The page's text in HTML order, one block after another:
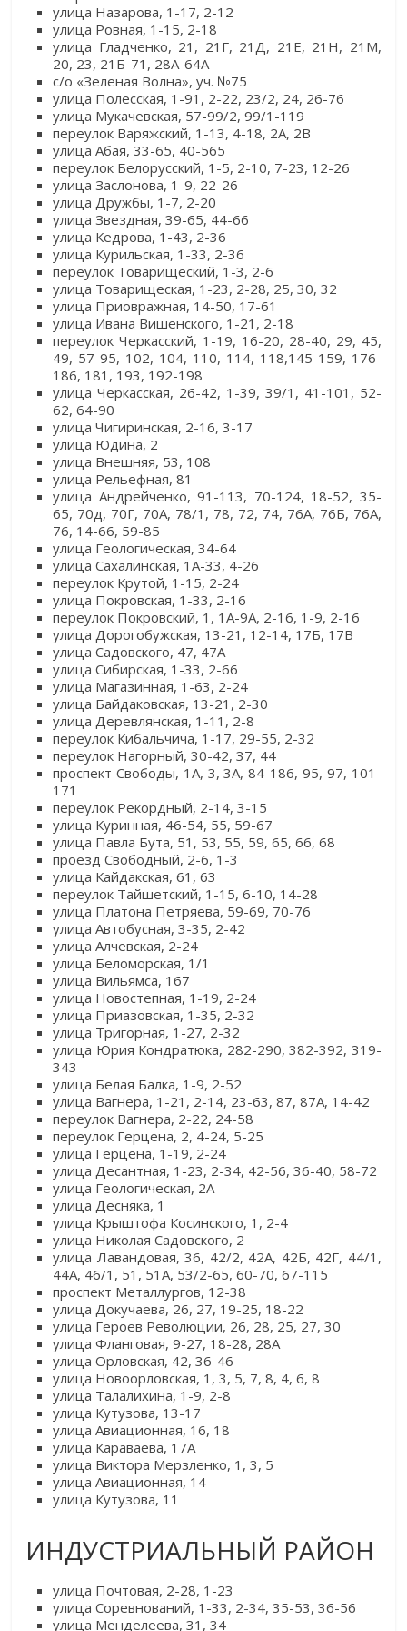
улица Назарова, 1-17, 2-12
улица Ровная, 1-15, 2-18
улица Гладченко, 21, 21Г, 21Д, 21Е, 21Н, 21М,
20, 23, 21Б-71, 28А-64А
с/о «Зеленая Волна», уч. №75
улица Полесская, 1-91, 2-22, 23/2, 24, 26-76
улица Мукачевская, 57-99/2, 99/1-119
переулок Варяжский, 1-13, 4-18, 2А, 2В
улица Абая, 33-65, 40-565
переулок Белорусский, 1-5, 2-10, 7-23, 12-26
улица Заслонова, 1-9, 22-26
улица Дружбы, 1-7, 2-20
улица Звездная, 39-65, 44-66
улица Кедрова, 1-43, 2-36
улица Курильская, 1-33, 2-36
переулок Товарищеский, 1-3, 2-6
улица Товарищеская, 1-23, 2-28, 25, 30, 32
улица Приовражная, 14-50, 17-61
улица Ивана Вишенского, 1-21, 2-18
переулок Черкасский, 1-19, 16-20, 28-40, 29, 45,
49, 57-95, 102, 104, 110, 114, 118,145-159, 176-
186, 181, 193, 192-198
улица Черкасская, 26-42, 1-39, 39/1, 41-101, 52-
62, 64-90
улица Чигиринская, 2-16, 3-17
улица Юдина, 2
улица Внешняя, 53, 108
улица Рельефная, 81
улица Андрейченко, 91-113, 70-124, 18-52, 35-
65, 70д, 70Г, 70А, 78/1, 78, 72, 74, 76А, 76Б, 76А,
76, 14-66, 59-85
улица Геологическая, 34-64
улица Сахалинская, 1А-33, 4-26
переулок Крутой, 1-15, 2-24
улица Покровская, 1-33, 2-16
переулок Покровский, 1, 1А-9А, 2-16, 1-9, 2-16
улица Дорогобужская, 13-21, 12-14, 17Б, 17В
улица Садовского, 47, 47А
улица Сибирская, 1-33, 2-66
улица Магазинная, 1-63, 2-24
улица Байдаковская, 13-21, 2-30
улица Деревлянская, 1-11, 2-8
переулок Кибальчича, 1-17, 29-55, 2-32
переулок Нагорный, 30-42, 37, 44
проспект Свободы, 1А, 3, 3А, 84-186, 95, 97, 101-
171
переулок Рекордный, 2-14, 3-15
улица Куринная, 46-54, 55, 59-67
улица Павла Бута, 51, 53, 55, 59, 65, 66, 68
проезд Свободный, 2-6, 1-3
улица Кайдакская, 61, 63
переулок Тайшетский, 1-15, 6-10, 14-28
улица Платона Петряева, 59-69, 70-76
улица Автобусная, 3-35, 2-42
улица Алчевская, 2-24
улица Беломорская, 1/1
улица Вильямса, 167
улица Новостепная, 1-19, 2-24
улица Приазовская, 1-35, 2-32
улица Тригорная, 1-27, 2-32
улица Юрия Кондратюка, 282-290, 382-392, 319-
343
улица Белая Балка, 1-9, 2-52
улица Вагнера, 1-21, 2-14, 23-63, 87, 87А, 14-42
переулок Вагнера, 2-22, 24-58
переулок Герцена, 2, 4-24, 5-25
улица Герцена, 1-19, 2-24
улица Десантная, 1-23, 2-34, 42-56, 36-40, 58-72
улица Геологическая, 2А
улица Десняка, 1
улица Крыштофа Косинского, 1, 2-4
улица Николая Садовского, 2
улица Лавандовая, 36, 42/2, 42А, 42Б, 42Г, 44/1,
44А, 46/1, 51, 51А, 53/2-65, 60-70, 67-115
проспект Металлургов, 12-38
улица Докучаева, 26, 27, 19-25, 18-22
улица Героев Революции, 26, 28, 25, 27, 30
улица Фланговая, 9-27, 18-28, 28А
улица Орловская, 42, 36-46
улица Новоорловская, 1, 3, 5, 7, 8, 4, 6, 8
улица Талалихина, 1-9, 2-8
улица Кутузова, 13-17
улица Авиационная, 16, 18
улица Караваева, 17А
улица Виктора Мерзленко, 1, 3, 5
улица Авиационная, 14
улица Кутузова, 11
ИНДУСТРИАЛЬНЫЙ РАЙОН
улица Почтовая, 2-28, 1-23
улица Соревнований, 1-33, 2-34, 35-53, 36-56
улица Менделеева, 31, 34